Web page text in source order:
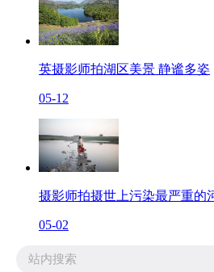
英摄影师拍湖区美景 静谧多姿
05-12
摄影师拍摄世上污染最严重的
05-02